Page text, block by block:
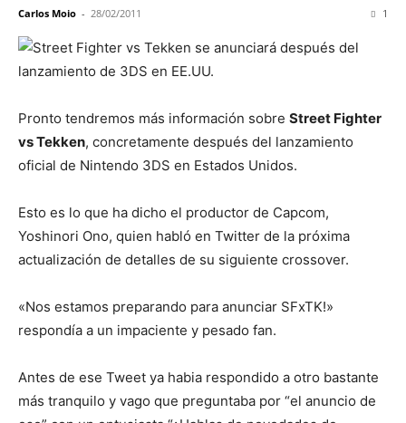
Carlos Moio - 28/02/2011 1
Pronto tendremos más información sobre Street Fighter
vs Tekken, concretamente después del lanzamiento
oficial de Nintendo 3DS en Estados Unidos.
Esto es lo que ha dicho el productor de Capcom,
Yoshinori Ono, quien habló en Twitter de la próxima
actualización de detalles de su siguiente crossover.
«Nos estamos preparando para anunciar SFxTK!»
respondía a un impaciente y pesado fan.
Antes de ese Tweet ya habia respondido a otro bastante
más tranquilo y vago que preguntaba por “el anuncio de